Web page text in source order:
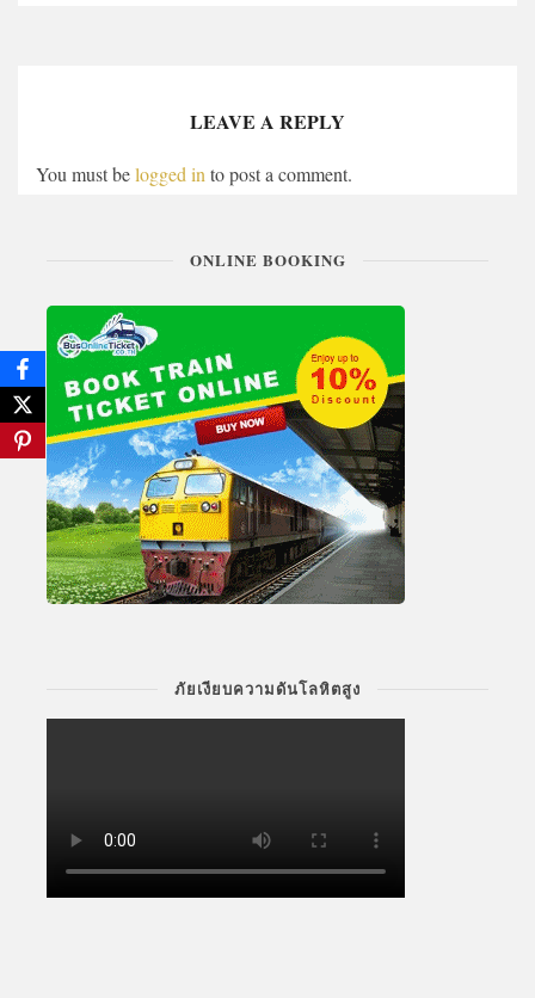
LEAVE A REPLY
You must belogged in to post a comment.
ONLINE BOOKING
ภัยเงียบความดันโลหิตสูง